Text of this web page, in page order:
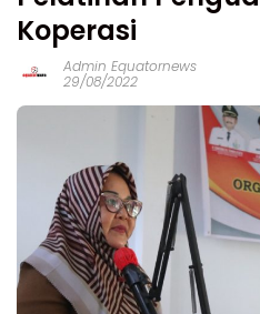
Koperasi
Admin Equatornews
29/08/2022